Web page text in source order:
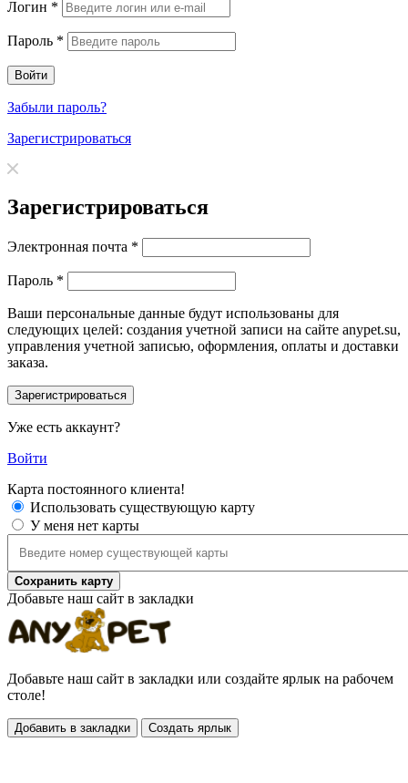
Логин *
Пароль *
Забыли пароль?
Зарегистрироваться
Зарегистрироваться
Электронная почта *
Пароль *
Ваши персональные данные будут использованы для
следующих целей: создания учетной записи на сайте anypet.su,
управления учетной записью, оформления, оплаты и доставки
заказа.
Уже есть аккаунт?
Войти
Карта постоянного клиента!
Использовать существующую карту
У меня нет карты
Сохранить карту
Добавьте наш сайт в закладки
Добавьте наш сайт в закладки или создайте ярлык на рабочем
столе!
Добавить в закладки Создать ярлык